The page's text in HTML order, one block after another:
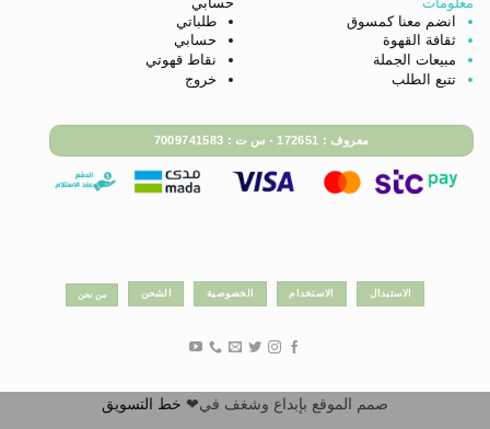
انضم معنا كمسوق
ثقافة القهوة
مبيعات الجملة
تتبع الطلب
طلباتي
حسابي
نقاط قهوتي
خروج
معروف : 172651 - س ت : 7009741583
الاستبدال الاستخدام الخصوصية الشحن من نحن
صمم الموقع بإبداع وشغف في❤ خط التسويق